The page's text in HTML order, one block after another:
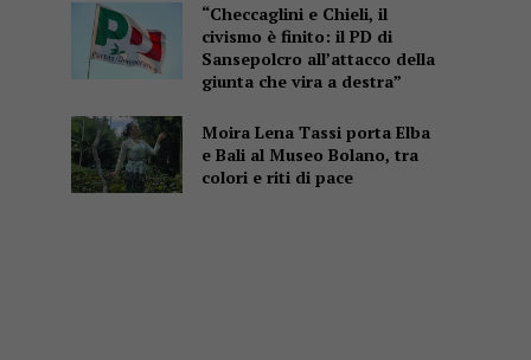
“Checcaglini e Chieli, il
civismo è finito: il PD di
Sansepolcro all’attacco della
giunta che vira a destra”
Moira Lena Tassi porta Elba
e Bali al Museo Bolano, tra
colori e riti di pace